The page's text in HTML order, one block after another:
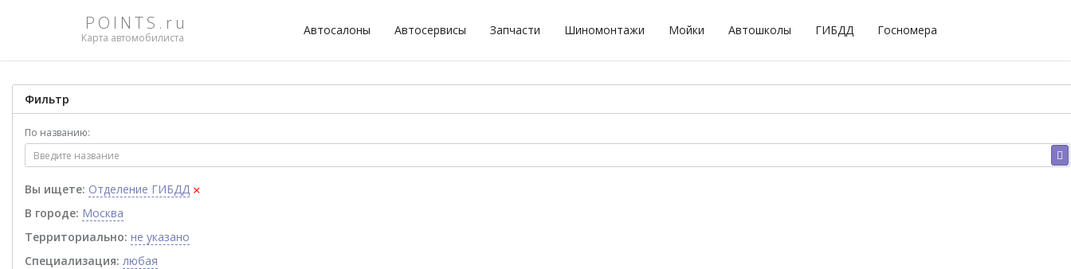
POINTS.ru
Карта автомобилиста
Автосалоны Автосервисы Запчасти Шиномонтажи Мойки Автошколы ГИБДД Госномера
Фильтр
По названию:
Вы ищете: Отделение ГИБДД ×
В городе: Москва
Территориально: не указано
Специализация: любая